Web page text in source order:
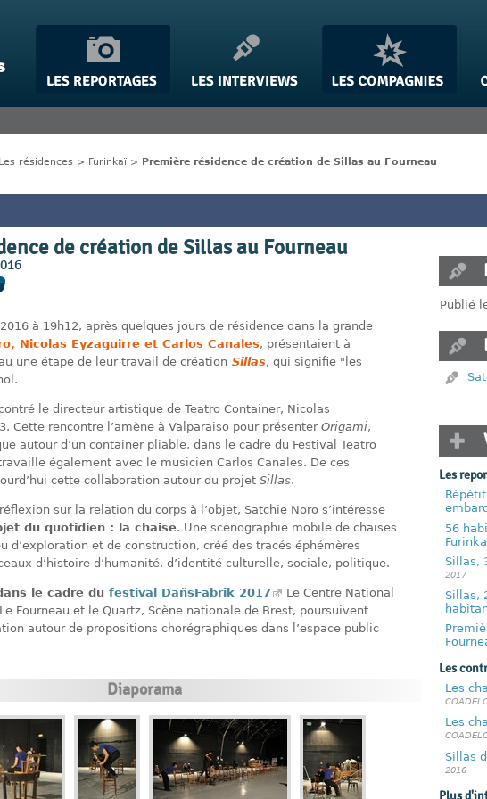
Les résidences > Furinkaï > Première résidence de création de Sillas au Fourneau
de création de Sillas au Fourneau
à 19h12, après quelques jours de résidence dans la grande
Nicolas Eyzaguirre et Carlos Canales, présentaient à
une étape de leur travail de création Sillas, qui signifie "les
le directeur artistique de Teatro Container, Nicolas
Cette rencontre l’amène à Valparaiso pour présenter Origami,
autour d’un container pliable, dans le cadre du Festival Teatro
également avec le musicien Carlos Canales. De ces
cette collaboration autour du projet Sillas.
sur la relation du corps à l’objet, Satchie Noro s’intéresse
du quotidien : la chaise. Une scénographie mobile de chaises
d’exploration et de construction, créé des tracés éphémères
d’histoire d’humanité, d’identité culturelle, sociale, politique.
le cadre du festival DañsFabrik 2017
Le Centre National
Fourneau et le Quartz, Scène nationale de Brest, poursuivent
autour de propositions chorégraphiques dans l’espace public
Diaporama
Publié
Les
56
Sillas,
2017
Sillas,
Les
Les
Les
Sillas
2016